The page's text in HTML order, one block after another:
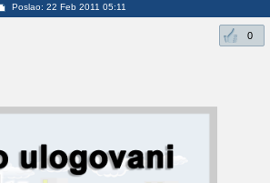
Poslao: 22 Feb 2011 05:11
0